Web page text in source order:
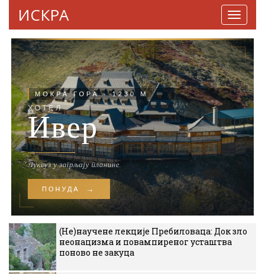
ИСКРА
(Не)научене лекције Пребиловаца: Док зло
неонацизма и повампиреног усташтва
поново не закуца